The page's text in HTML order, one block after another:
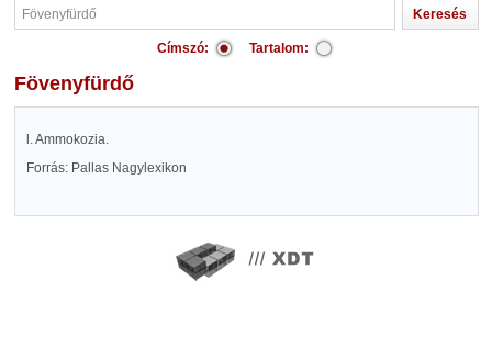
Címszó: Tartalom:
Fövenyfürdő
l. Ammokozia.
Forrás: Pallas Nagylexikon